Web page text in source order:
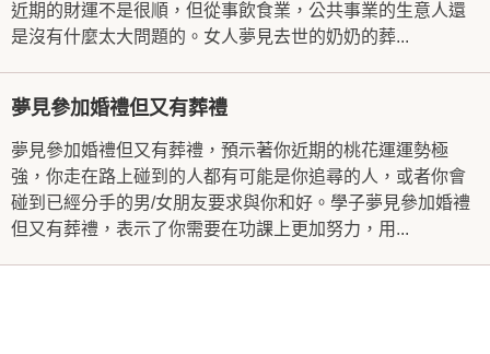
近期的財運不是很順，但從事飲食業，公共事業的生意人還
是沒有什麼太大問題的。女人夢見去世的奶奶的葬...
夢見參加婚禮但又有葬禮
夢見參加婚禮但又有葬禮，預示著你近期的桃花運運勢極
強，你走在路上碰到的人都有可能是你追尋的人，或者你會
碰到已經分手的男/女朋友要求與你和好。學子夢見參加婚禮
但又有葬禮，表示了你需要在功課上更加努力，用...